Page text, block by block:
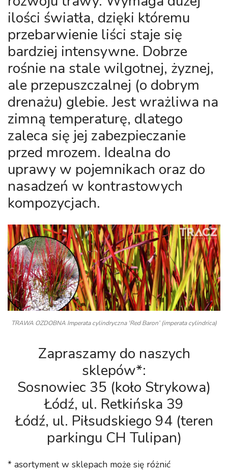
ilości światła, dzięki któremu
przebarwienie liści staje się
bardziej intensywne. Dobrze
rośnie na stale wilgotnej, żyznej,
ale przepuszczalnej (o dobrym
drenażu) glebie. Jest wrażliwa na
zimną temperaturę, dlatego
zaleca się jej zabezpieczanie
przed mrozem. Idealna do
uprawy w pojemnikach oraz do
nasadzeń w kontrastowych
kompozycjach.
TRAWA OZDOBNA Imperata cylindryczna 'Red Baron’ (imperata cylindrica)
Zapraszamy do naszych
sklepów*:
Sosnowiec 35 (koło Strykowa)
Łódź, ul. Retkińska 39
Łódź, ul. Piłsudskiego 94 (teren
parkingu CH Tulipan)
* asortyment w sklepach może się różnić